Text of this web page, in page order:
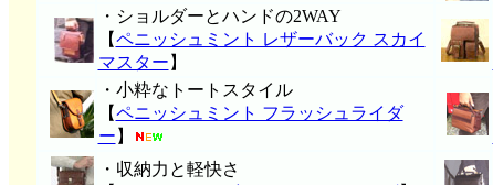
・ショルダーとハンドの2WAY
【ペニッシュミント レザーバック スカイ
マスター 】
・小粋なトートスタイル
【ペニッシュミント フラッシュライダ
ー 】
・収納力と軽快さ